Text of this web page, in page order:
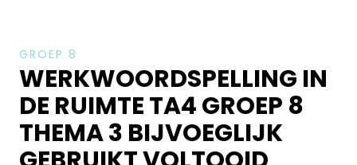
GROEP 8
WERKWOORDSPELLING IN
DE RUIMTE TA4 GROEP 8
THEMA 3 BIJVOEGLIJK